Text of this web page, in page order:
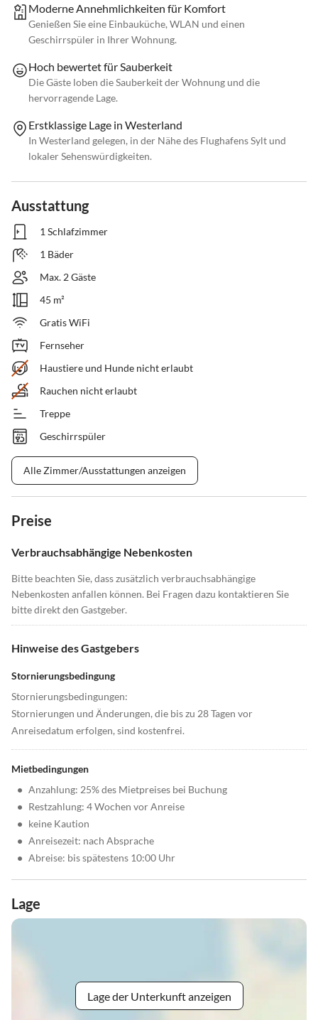
Moderne Annehmlichkeiten für Komfort
Genießen Sie eine Einbauküche, WLAN und einen
Geschirrspüler in Ihrer Wohnung.
Hoch bewertet für Sauberkeit
Die Gäste loben die Sauberkeit der Wohnung und die
hervorragende Lage.
Erstklassige Lage in Westerland
In Westerland gelegen, in der Nähe des Flughafens Sylt und
lokaler Sehenswürdigkeiten.
Ausstattung
1 Schlafzimmer
1 Bäder
Max. 2 Gäste
45 m²
Gratis WiFi
Fernseher
Haustiere und Hunde nicht erlaubt
Rauchen nicht erlaubt
Treppe
Geschirrspüler
Alle Zimmer/Ausstattungen anzeigen
Preise
Verbrauchsabhängige Nebenkosten
Bitte beachten Sie, dass zusätzlich verbrauchsabhängige
Nebenkosten anfallen können. Bei Fragen dazu kontaktieren Sie
bitte direkt den Gastgeber.
Hinweise des Gastgebers
Stornierungsbedingung
Stornierungsbedingungen:
Stornierungen und Änderungen, die bis zu 28 Tagen vor
Anreisedatum erfolgen, sind kostenfrei.
Mietbedingungen
• Anzahlung: 25% des Mietpreises bei Buchung
• Restzahlung: 4 Wochen vor Anreise
• keine Kaution
• Anreisezeit: nach Absprache
• Abreise: bis spätestens 10:00 Uhr
Lage
Lage der Unterkunft anzeigen